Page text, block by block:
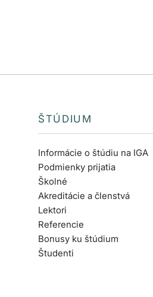
ŠTÚDIUM
Informácie o štúdiu na IGA
Podmienky prijatia
Školné
Akreditácie a členstvá
Lektori
Referencie
Bonusy ku štúdium
Študenti